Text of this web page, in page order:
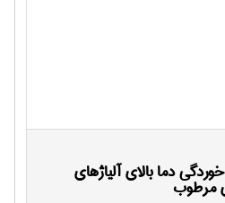
دما بالای آلیاژهای